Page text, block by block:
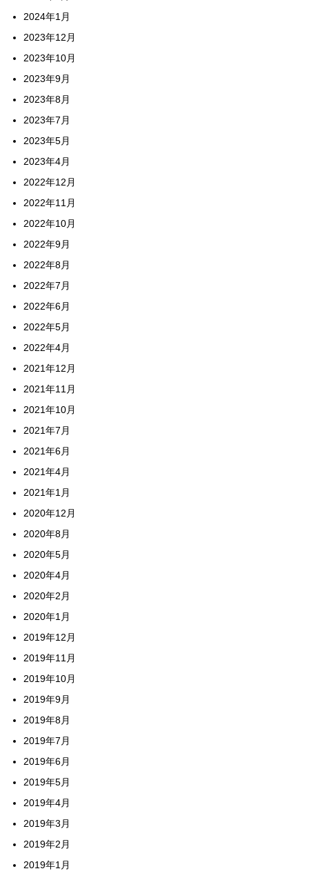
2024年1月
2023年12月
2023年10月
2023年9月
2023年8月
2023年7月
2023年5月
2023年4月
2022年12月
2022年11月
2022年10月
2022年9月
2022年8月
2022年7月
2022年6月
2022年5月
2022年4月
2021年12月
2021年11月
2021年10月
2021年7月
2021年6月
2021年4月
2021年1月
2020年12月
2020年8月
2020年5月
2020年4月
2020年2月
2020年1月
2019年12月
2019年11月
2019年10月
2019年9月
2019年8月
2019年7月
2019年6月
2019年5月
2019年4月
2019年3月
2019年2月
2019年1月